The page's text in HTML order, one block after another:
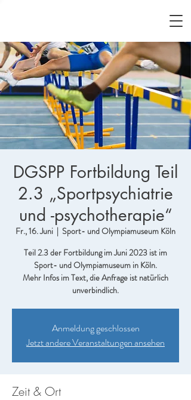
DGSPP Fortbildung Teil
2.3 „Sportpsychiatrie
und -psychotherapie“
Fr., 16. Juni
  |
Sport- und Olympiamuseum Köln
Teil 2.3 der Fortbildung im Juni 2023 ist im
Sport- und Olympiamuseum in Köln.
Mehr Infos im Text, die Anfrage ist natürlich
unverbindlich.
Anmeldung geschlossen
Jetzt andere Veranstaltungen ansehen
Zeit & Ort